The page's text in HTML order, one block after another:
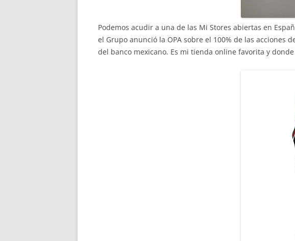
Podemos acudir a una de las Mi Stores abiertas en
el Grupo anunció la OPA sobre el 100% de las acciones
del banco mexicano. Es mi tienda online favorita y